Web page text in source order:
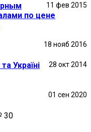
11 фев 2015
по цене
18 нояб 2016
28 окт 2014
Україні
01 сен 2020
30